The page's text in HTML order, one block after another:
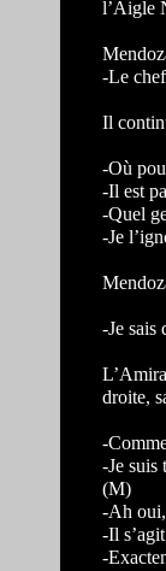
l’Aigle
-Le
Il
-Où
-Il est
-Quel
-Je
-Je sais
droite,
-
-Je suis
(M)
-Ah oui,
-Il
-